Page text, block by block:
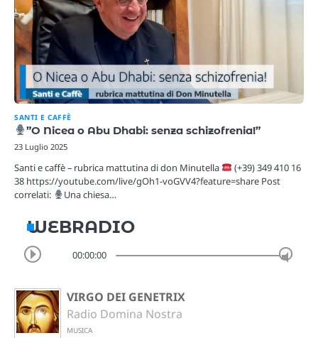
SANTI E CAFFÈ
”O Nicea o Abu Dhabi: senza schizofrenia!”
23 Luglio 2025
Santi e caffè – rubrica mattutina di don Minutella
(+39) 349 410 16
38 https://youtube.com/live/gOh1-voGVV4?feature=share Post
correlati:
Una chiesa…
WEBRADIO
00:00:00
VIRGO DEI GENETRIX
Radio Domina Nostra
MUSICA